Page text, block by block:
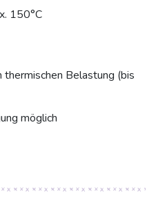
150°C
thermischen Belastung (bis
möglich